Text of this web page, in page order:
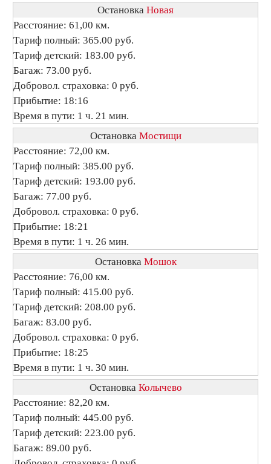
Остановка Новая
Расстояние: 61,00 км.
Тариф полный: 365.00 руб.
Тариф детский: 183.00 руб.
Багаж: 73.00 руб.
Добровол. страховка: 0 руб.
Прибытие: 18:16
Время в пути: 1 ч. 21 мин.
Остановка Мостищи
Расстояние: 72,00 км.
Тариф полный: 385.00 руб.
Тариф детский: 193.00 руб.
Багаж: 77.00 руб.
Добровол. страховка: 0 руб.
Прибытие: 18:21
Время в пути: 1 ч. 26 мин.
Остановка Мошок
Расстояние: 76,00 км.
Тариф полный: 415.00 руб.
Тариф детский: 208.00 руб.
Багаж: 83.00 руб.
Добровол. страховка: 0 руб.
Прибытие: 18:25
Время в пути: 1 ч. 30 мин.
Остановка Колычево
Расстояние: 82,20 км.
Тариф полный: 445.00 руб.
Тариф детский: 223.00 руб.
Багаж: 89.00 руб.